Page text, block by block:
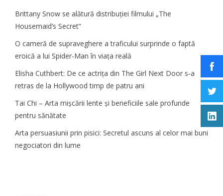
Brittany Snow se alătură distribuției filmului „The
Housemaid’s Secret”
O cameră de supraveghere a traficului surprinde o faptă
eroică a lui Spider-Man în viața reală
Elisha Cuthbert: De ce actrița din The Girl Next Door s‑a
retras de la Hollywood timp de patru ani
Tai Chi – Arta mișcării lente și beneficiile sale profunde
pentru sănătate
Arta persuasiunii prin pisici: Secretul ascuns al celor mai buni
negociatori din lume